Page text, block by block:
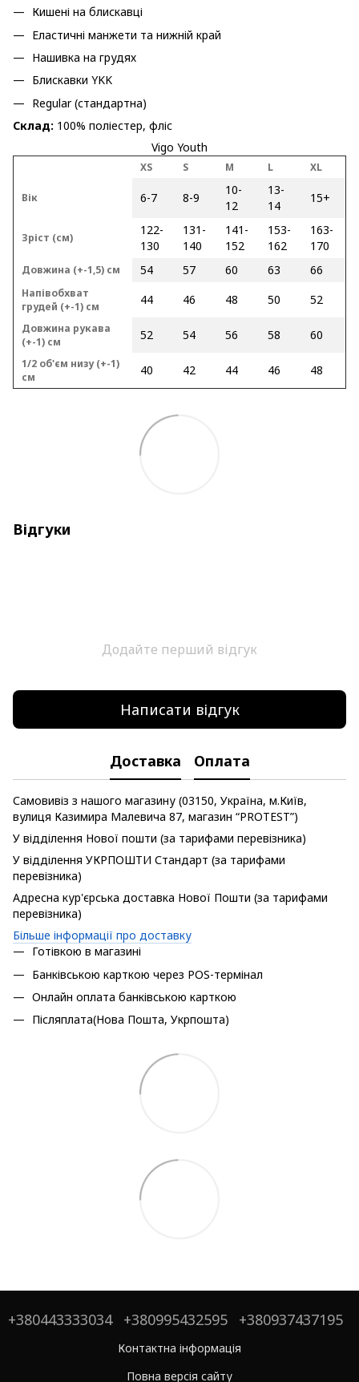
Кишені на блискавці
Еластичні манжети та нижній край
Нашивка на грудях
Блискавки YKK
Regular (стандартна)
Склад: 100% поліестер, фліс
Vigo Youth
XS S M L XL
Вік 6-7 8-9
10-
12
13-
14
15+
Зріст (см)
122-
130
131-
140
141-
152
153-
162
163-
170
Довжина (+-1,5) см 54 57 60 63 66
Напівобхват
грудей (+-1) см
44 46 48 50 52
Довжина рукава
(+-1) см
52 54 56 58 60
1/2 об'єм низу (+-1)
см
40 42 44 46 48
Відгуки
Додайте перший відгук
Написати відгук
Доставка Оплата
Самовивіз з нашого магазину (03150, Україна, м.Київ,
вулиця Казимира Малевича 87, магазин “PROTEST”)
У відділення Нової пошти (за тарифами перевізника)
У відділення УКРПОШТИ Стандарт (за тарифами
перевізника)
Адресна кур'єрська доставка Нової Пошти (за тарифами
перевізника)
Більше інформації про доставку
Готівкою в магазині
Банківською карткою через POS-термінал
Онлайн оплата банківською карткою
Післяплата(Нова Пошта, Укрпошта)
+380443333034 +380995432595 +380937437195
Контактна інформація
Повна версія сайту